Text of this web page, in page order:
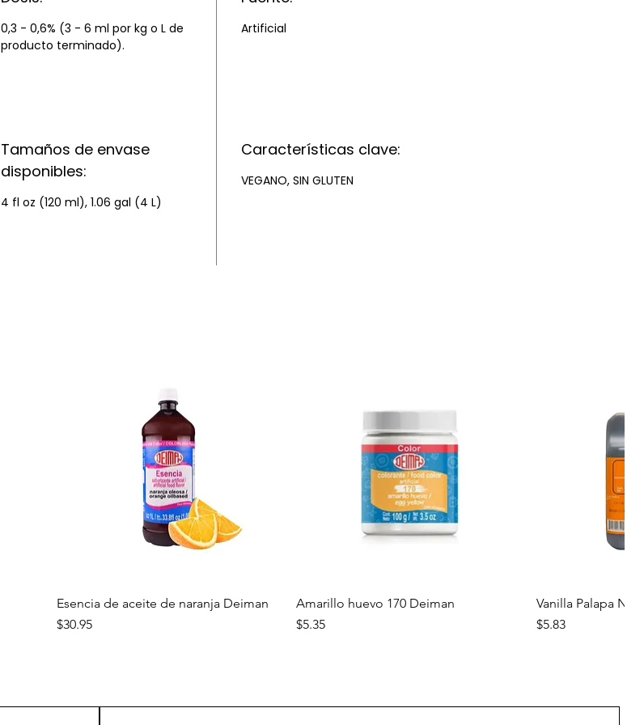
0,3 - 0,6% (3 - 6 ml por kg o L de
producto terminado).
Artificial
Tamaños de envase
disponibles:
4 fl oz (120 ml), 1.06 gal (4 L)
Características clave:
VEGANO, SIN GLUTEN
Vista rápida
Esencia de aceite de naranja Deiman
Precio
$30.95
Vista rápida
Amarillo huevo 170 Deiman
Precio
$5.35
Vanilla Palapa
Precio
$5.83